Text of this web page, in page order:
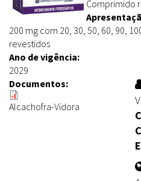
Comprimido
200 mg com 20, 30, 50, 60, 90,
revestidos
Ano de vigência:
2029
Documentos:
Alcachofra-Vidora